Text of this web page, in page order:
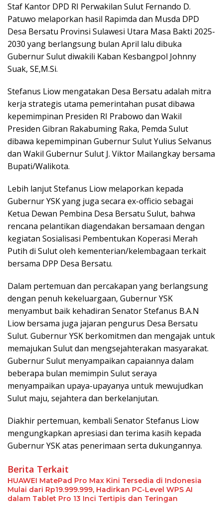
Staf Kantor DPD RI Perwakilan Sulut Fernando D.
Patuwo melaporkan hasil Rapimda dan Musda DPD
Desa Bersatu Provinsi Sulawesi Utara Masa Bakti 2025-
2030 yang berlangsung bulan April lalu dibuka
Gubernur Sulut diwakili Kaban Kesbangpol Johnny
Suak, SE,M.Si.
Stefanus Liow mengatakan Desa Bersatu adalah mitra
kerja strategis utama pemerintahan pusat dibawa
kepemimpinan Presiden RI Prabowo dan Wakil
Presiden Gibran Rakabuming Raka, Pemda Sulut
dibawa kepemimpinan Gubernur Sulut Yulius Selvanus
dan Wakil Gubernur Sulut J. Viktor Mailangkay bersama
Bupati/Walikota.
Lebih lanjut Stefanus Liow melaporkan kepada
Gubernur YSK yang juga secara ex-officio sebagai
Ketua Dewan Pembina Desa Bersatu Sulut, bahwa
rencana pelantikan diagendakan bersamaan dengan
kegiatan Sosialisasi Pembentukan Koperasi Merah
Putih di Sulut oleh kementerian/kelembagaan terkait
bersama DPP Desa Bersatu.
Dalam pertemuan dan percakapan yang berlangsung
dengan penuh kekeluargaan, Gubernur YSK
menyambut baik kehadiran Senator Stefanus B.A.N
Liow bersama juga jajaran pengurus Desa Bersatu
Sulut. Gubernur YSK berkomitmen dan mengajak untuk
memajukan Sulut dan mengsejahterakan masyarakat.
Gubernur Sulut menyampaikan capaiannya dalam
beberapa bulan memimpin Sulut seraya
menyampaikan upaya-upayanya untuk mewujudkan
Sulut maju, sejahtera dan berkelanjutan.
Diakhir pertemuan, kembali Senator Stefanus Liow
mengungkapkan apresiasi dan terima kasih kepada
Gubernur YSK atas penerimaan serta dukungannya.
Berita Terkait
HUAWEI MatePad Pro Max Kini Tersedia di Indonesia
Mulai dari Rp19.999.999, Hadirkan PC-Level WPS AI
dalam Tablet Pro 13 Inci Tertipis dan Teringan